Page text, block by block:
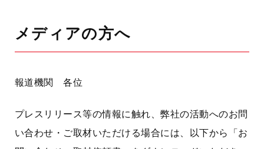
メディアの方へ
報道機関 各位
プレスリリース等の情報に触れ、弊社の活動へのお問
い合わせ・ご取材いただける場合には、以下から「お